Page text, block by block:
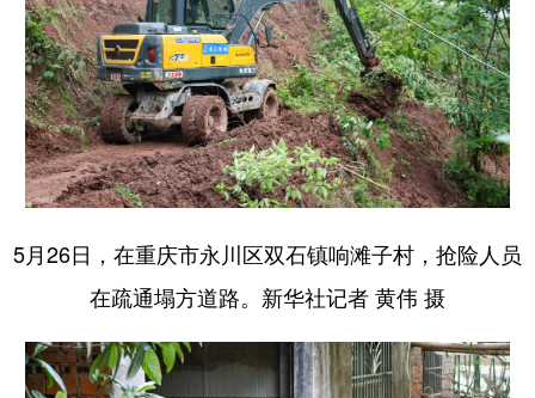
5月26日，在重庆市永川区双石镇响滩子村，抢险人员
在疏通塌方道路。新华社记者 黄伟 摄